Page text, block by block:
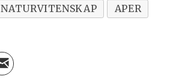
NATURVITENSKAP
APER